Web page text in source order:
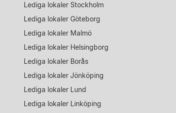
Lediga lokaler Stockholm
Lediga lokaler Göteborg
Lediga lokaler Malmö
Lediga lokaler Helsingborg
Lediga lokaler Borås
Lediga lokaler Jönköping
Lediga lokaler Lund
Lediga lokaler Linköping